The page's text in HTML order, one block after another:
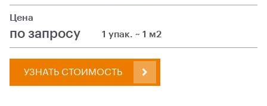
Цена
по запросу 1 упак. ~ 1 м2
УЗНАТЬ СТОИМОСТЬ